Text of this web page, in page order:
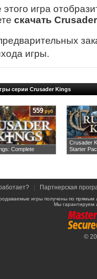
игра
скачать
игры.
серии Crusader Kings
Complete
559 руб
Crusader
Starter
Партнерская
игры получены по
Мы гарантируем
©